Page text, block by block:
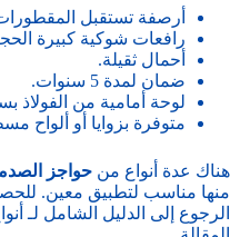
أرصفة تستقبل المقطورات
رافعات شوكية كبيرة
أحمال ثقيلة.
ضمان لمدة 5 سنوات.
لوحة أمامية من الفولاذ بسمك 3/8
متوفرة بزوايا أو ألواح
هناك عدة أنواع من حواجز
منها مناسب لتطبيق معين.
الرجوع إلى الدليل الشامل لـ